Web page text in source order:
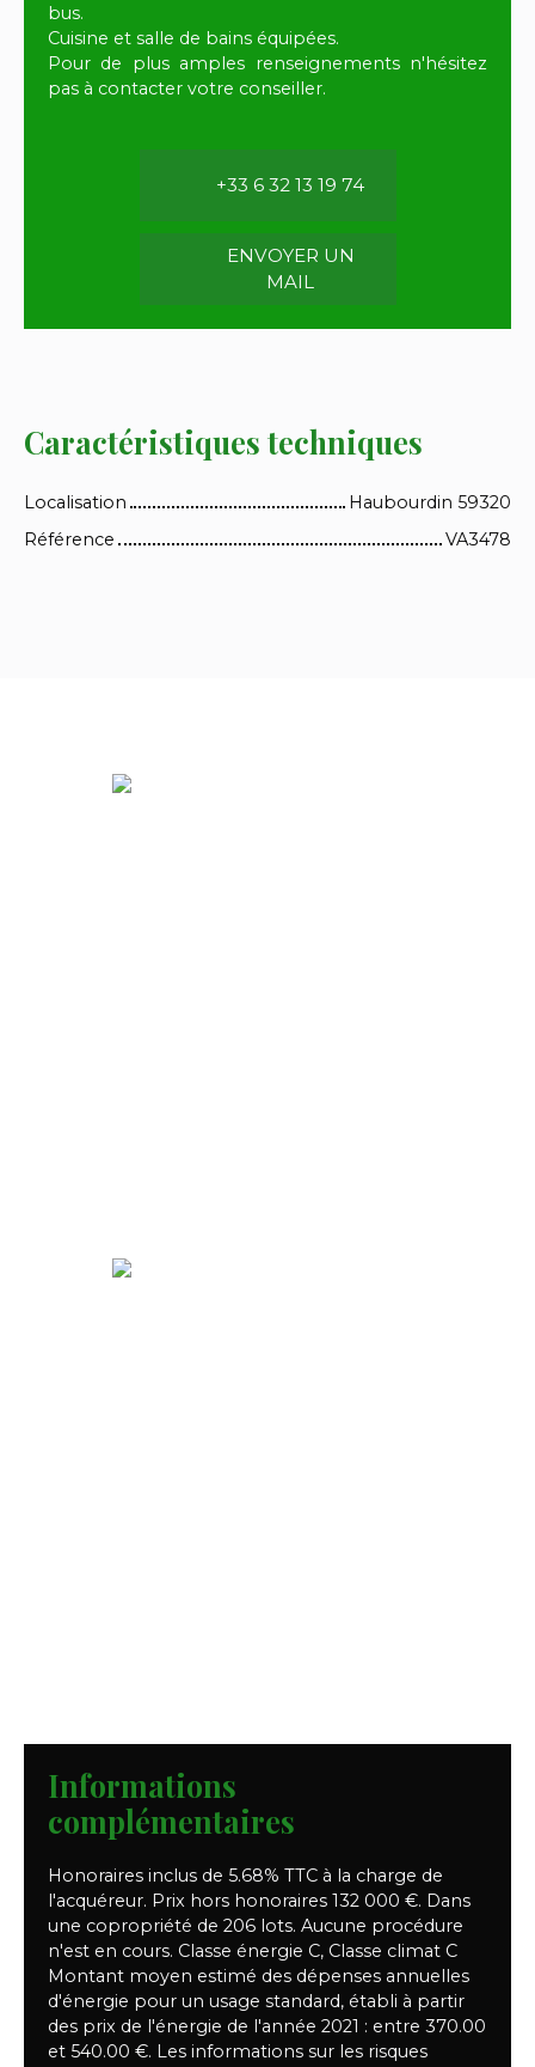
bus.
Cuisine et salle de bains équipées.
Pour de plus amples renseignements n'hésitez
pas à contacter votre conseiller.
+33 6 32 13 19 74
ENVOYER UN
MAIL
Caractéristiques techniques
Localisation
Haubourdin 59320
Référence
VA3478
Informations
complémentaires
Honoraires inclus de 5.68% TTC à la charge de
l'acquéreur. Prix hors honoraires 132 000 €. Dans
une copropriété de 206 lots. Aucune procédure
n'est en cours. Classe énergie C, Classe climat C
Montant moyen estimé des dépenses annuelles
d'énergie pour un usage standard, établi à partir
des prix de l'énergie de l'année 2021 : entre 370.00
et 540.00 €. Les informations sur les risques